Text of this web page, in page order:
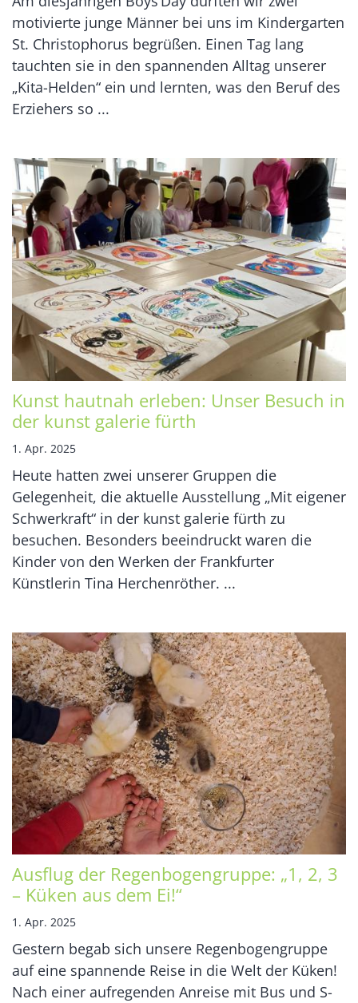
motivierte junge Männer bei uns im Kindergarten
St. Christophorus begrüßen. Einen Tag lang
tauchten sie in den spannenden Alltag unserer
„Kita-Helden“ ein und lernten, was den Beruf des
Erziehers so ...
Kunst hautnah erleben: Unser Besuch in
der kunst galerie fürth
1. Apr. 2025
Heute hatten zwei unserer Gruppen die
Gelegenheit, die aktuelle Ausstellung „Mit eigener
Schwerkraft“ in der kunst galerie fürth zu
besuchen. Besonders beeindruckt waren die
Kinder von den Werken der Frankfurter
Künstlerin Tina Herchenröther. ...
Ausflug der Regenbogengruppe: „1, 2, 3
– Küken aus dem Ei!“
1. Apr. 2025
Gestern begab sich unsere Regenbogengruppe
auf eine spannende Reise in die Welt der Küken!
Nach einer aufregenden Anreise mit Bus und S-